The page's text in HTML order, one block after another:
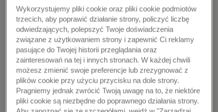
specjalnie z myślą o potrzebach i oczekiwaniach
przedstawicieli kadry zarządzającej firm.
Płacąc kartą Mastercard Corporate Executive można
także korzystać z atrakcyjnych zniżek w ramach
programu Banku Millennium „Inspiracje” w blisko 1000
punktach handlowo-usługowych w Polsce – w sklepach
z odzieżą, restauracjach, hotelach czy miejscach
oferujących usługi związane ze zdrowiem i urodą.
Wykorzystujemy pliki cookie oraz pliki cookie podmiotów
trzecich, aby poprawić działanie strony, policzyć liczbę
odwiedzających, polepszyć Twoje doświadczenia
związane z użytkowaniem strony i zapewnić Ci reklamy
pasujące do Twojej historii przeglądania oraz
zainteresowań na tej i innych stronach. W każdej chwili
możesz zmienić swoje preferencje lub zrezygnować z
plików cookie przy użyciu przycisku na dole strony.
Pragniemy jednak zwrócić Twoją uwagę na to, że niektóre
pliki cookie są niezbędne do poprawnego działania strony.